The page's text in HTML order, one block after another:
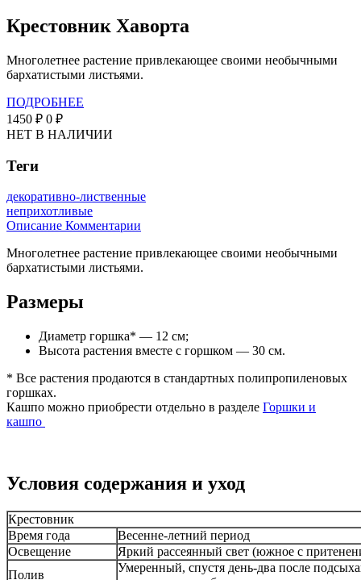
Крестовник Хаворта
Многолетнее растение привлекающее своими необычными
бархатистыми листьями.
ПОДРОБНЕЕ
1450 ₽ 0 ₽
НЕТ В НАЛИЧИИ
Теги
декоративно-лиственные
неприхотливые
Описание Комментарии
Многолетнее растение привлекающее своими необычными
бархатистыми листьями.
Размеры
Диаметр горшка* — 12 см;
Высота растения вместе с горшком — 30 см.
* Все растения продаются в стандартных полипропиленовых
горшках.
Кашпо можно приобрести отдельно в разделе Горшки и
кашпо
Условия содержания и уход
Крестовник
Время года
Весенне-летний период
Освещение
Яркий рассеянный свет (южное с
Полив
Умеренный, спустя день-два после